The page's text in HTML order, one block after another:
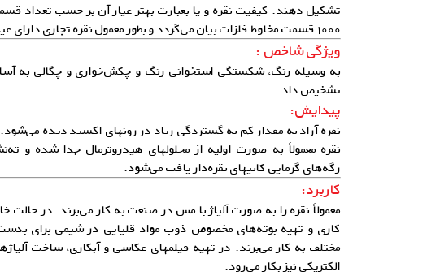
تشکیل دهند. کیفیت نقره و یا بعبارت بهتر عیار آن بر حسب تعداد
۱۰۰۰ قسمت مخلوط فلزات بیان می‌گردد و بطور معمول نقره تجاری دارای عیار ۹۹۹ است.
ویژگی شاخص :
به وسیله رنگ، شکستگی استخوانی رنگ و چکش‌خواری و چگالی به
تشخیص داد.
پیدایش:
نقره آزاد به مقدار کم به گستردگی زیاد در زونهای اکسید دیده
نقره معمولاً به صورت اولیه از محلولهای هیدروترمال جدا شده و
رگه‌های گرمایی کانیهای نقره‌دار یافت می‌شود.
کاربرد:
معمولاً نقره را به صورت آلیاژ با مس در صنعت به کار می‌برند. در حالت
کاری و تهیه بوته‌های مخصوص ذوب مواد قلیایی در شیمی برای
مختلف به کار می‌برند. در تهیه فیلمهای عکاسی و آبکاری، ساخت
الکتریکی نیز بکار می‌رود.